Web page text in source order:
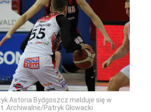
Astoria Bydgoszcz melduje się w
Archiwalne/Patryk Głowacki